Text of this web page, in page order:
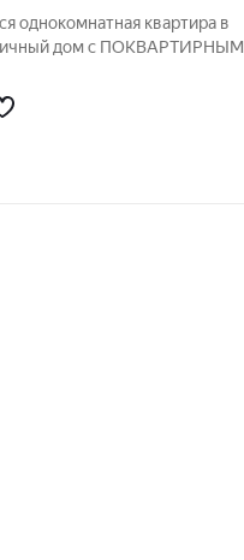
однокомнатная квартира в
дом с ПОКВАРТИРНЫМ
отопление, окна и